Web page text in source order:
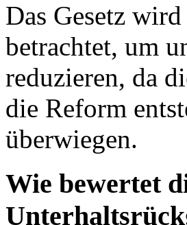
Das Gesetz
betrachtet, um
reduzieren, da
die Reform
überwiegen.
Wie bewertet